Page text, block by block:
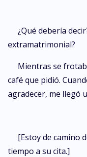
¿Qué debería
extramatrimonial?
Mientras se
café que pidió.
agradecer, me llegó
[Estoy de camino
tiempo a su cita.]